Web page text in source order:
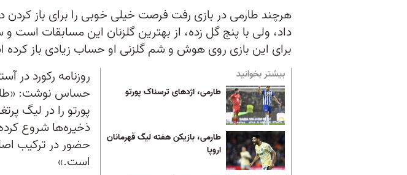
هرچند طارمی در بازی رفت فرصت خیلی خوبی را برای باز کردن
داد، ولی با پنج گل زده، از بهترین گلزنان این مسابقات است
برای این بازی روی هوش و شم گلزنی‌ او حساب زیادی باز
بیشتر بخوانید
طارمی، اژدهای ترسناک پورتو
طارمی، بازیکن هفته لیگ قهرمانان
اروپا
روزنامه رکورد در
حساس نوشت:
پورتو را در لیگ
ذخیره‌ها شروع
حضور در ترکیب
است.»